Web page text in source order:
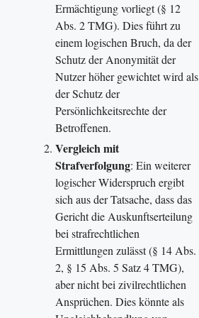
Ermächtigung vorliegt (§ 12
Abs. 2 TMG). Dies führt zu
einem logischen Bruch, da der
Schutz der Anonymität der
Nutzer höher gewichtet wird als
der Schutz der
Persönlichkeitsrechte der
Betroffenen​.
Vergleich mit
Strafverfolgung: Ein weiterer
logischer Widerspruch ergibt
sich aus der Tatsache, dass das
Gericht die Auskunftserteilung
bei strafrechtlichen
Ermittlungen zulässt (§ 14 Abs.
2, § 15 Abs. 5 Satz 4 TMG),
aber nicht bei zivilrechtlichen
Ansprüchen. Dies könnte als